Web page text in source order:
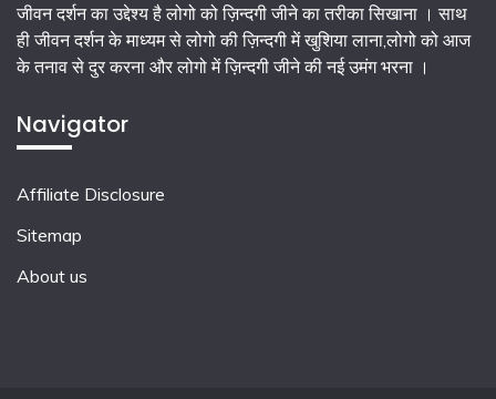
जीवन दर्शन का उद्देश्य है लोगो को ज़िन्दगी जीने का तरीका सिखाना । साथ
ही जीवन दर्शन के माध्यम से लोगो की ज़िन्दगी में खुशिया लाना,लोगो को आज
के तनाव से दुर करना और लोगो में ज़िन्दगी जीने की नई उमंग भरना ।
Navigator
Affiliate Disclosure
Sitemap
About us